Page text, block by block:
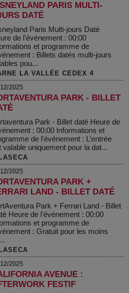
PARIS MULTI-
DATÉ
Paris Multi-jours Daté
de l'événement : 00:00
et programme de
: Billets datés multi-jours
pou...
LA VALLÉE CEDEX 4
2025
PARK - BILLET
Park - Billet daté Heure de
: 00:00 Informations et
de l'événement : L’entrée
valable uniquement pour la dat...
2025
PARK +
LAND - BILLET DATÉ
Park + Ferrari Land - Billet
Heure de l'événement : 00:00
et programme de
: Gratuit pour les moins
2025
AVENUE :
FESTIF